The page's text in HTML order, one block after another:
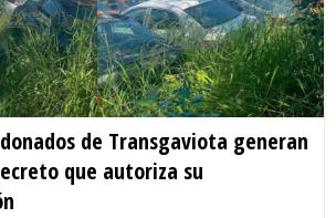
de Transgaviota generan
que autoriza su